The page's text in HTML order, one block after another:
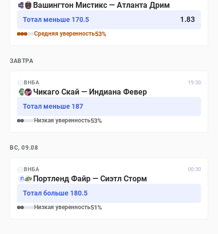
Вашингтон Мистикс — Атланта Дрим
Тотал меньше 170.5 1.83
Средняя уверенность53%
ЗАВТРА
ВНБА 19:30
Чикаго Скай — Индиана Февер
Тотал меньше 187
Низкая уверенность53%
ВС, 09.08
ВНБА 00:30
П Портленд Файр — Сиэтл Сторм
Тотал больше 180.5
Низкая уверенность51%